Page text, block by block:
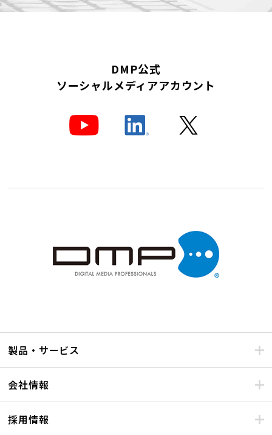
DMP公式
ソーシャルメディアアカウント
製品・サービス
会社情報
採用情報